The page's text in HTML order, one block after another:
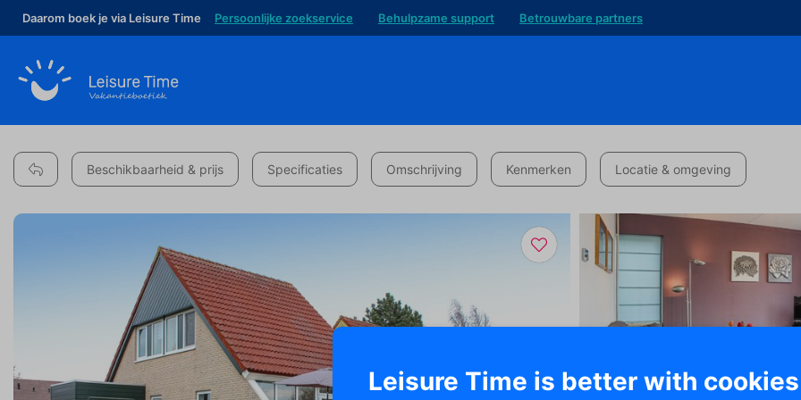
Daarom boek je via Leisure Time Persoonlijke zoekservice Behulpzame support Betrouwbare partners
Beschikbaarheid & prijs Specificaties Omschrijving Kenmerken Locatie & omgeving
Leisure Time is better with